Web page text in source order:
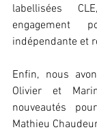
labellisées
engagement
indépendante et
Enfin, nous
Olivier et
nouveautés
Mathieu